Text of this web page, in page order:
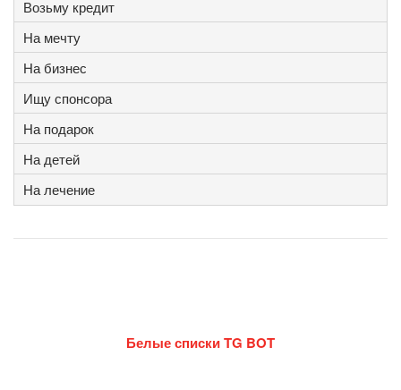
Возьму кредит
На мечту
На бизнес
Ищу спонсора
На подарок
На детей
На лечение
Белые списки TG BOT